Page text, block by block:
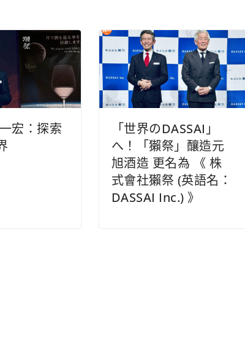
宏：探索
「世界のDASSAI」
へ！「獺祭」釀造元
旭酒造 更名為 《 株
式會社獺祭 (英語名：
DASSAI Inc.) 》